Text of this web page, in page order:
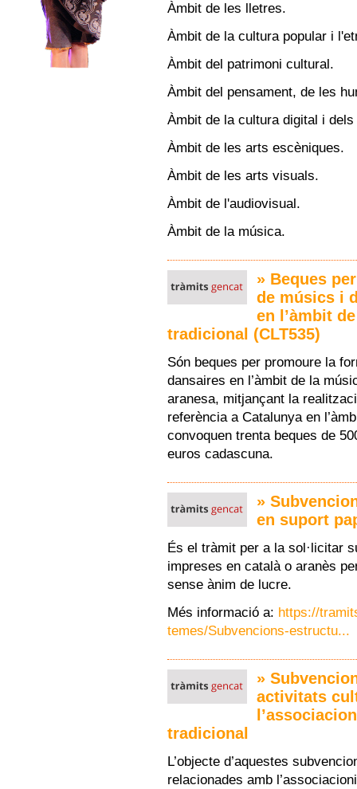
Àmbit de les lletres.
Àmbit de la cultura popular i
Àmbit del patrimoni cultural.
Àmbit del pensament, de les
Àmbit de la cultura digital i
Àmbit de les arts escèniques.
Àmbit de les arts visuals.
Àmbit de l'audiovisual.
Àmbit de la música.
» Beques
de músics i
en l’àmbit
tradicional (CLT535)
Són beques per promoure la
dansaires en l’àmbit de la
aranesa, mitjançant la
referència a Catalunya en
convoquen trenta beques de
euros cadascuna.
»
en suport
És el tràmit per a la sol·licitar
impreses en català o aranès
sense ànim de lucre.
Més informació a: https://
temes/Subvencions-estructu...
»
activitats
tradicional
L’objecte d’aquestes
relacionades amb